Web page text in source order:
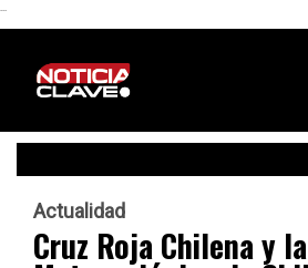
```
Actualidad
Cruz Roja Chilena y